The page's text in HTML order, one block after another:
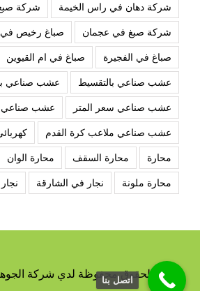
شركة دهان في راس الخيمة
شركة
شركة صبغ في عجمان
صباغ رخيص
صباغ في الفجيرة
صباغ في ام القيوين
عشب صناعي بالتقسيط
عشب صناعي
عشب صناعي سعر المتر
عشب صناعي
عشب صناعي ملاعب كرة القدم
محارة
محارة السقف محارة الوان
محارة ملونة
نجار في الشارقة
جميع الحقوق محفوظة لدي شركة
اتصل بنا